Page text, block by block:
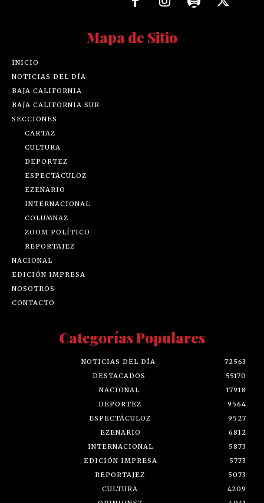
Mapa de Sitio
INICIO
NOTICIAS DEL DÍA
BAJA CALIFORNIA
BAJA CALIFORNIA SUR
SECCIONES
CARTAZ
CULTURA
DEPORTEZ
ESPECTÁCULOZ
EZENARIO
INTERNACIONAL
COLUMNAZ
ZOOM POLÍTICO
REPORTAJEZ
NACIONAL
EDICIÓN IMPRESA
NOSOTROS
CONTACTO
Categorías Populares
NOTICIAS DEL DÍA
72563
DESTACADOS
55170
NACIONAL
17918
DEPORTEZ
9564
ESPECTÁCULOZ
9527
EZENARIO
6812
INTERNACIONAL
5873
EDICIÓN IMPRESA
5773
REPORTAJEZ
5073
CULTURA
4209